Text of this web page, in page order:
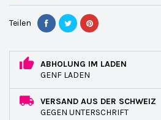
Teilen
ABHOLUNG IM LADEN
GENF LADEN
VERSAND AUS DER SCHWEIZ
GEGEN UNTERSCHRIFT